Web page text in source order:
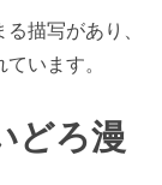
描写があり、
います。
どろ漫